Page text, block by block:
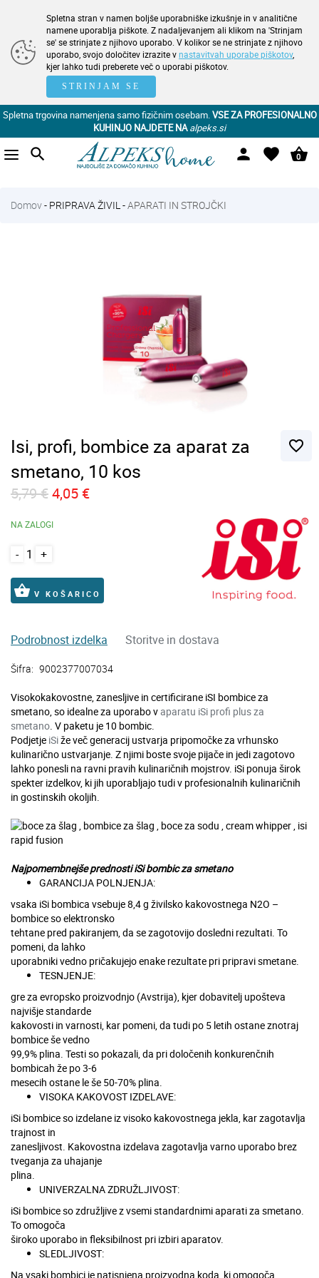
Spletna stran v namen boljše uporabniške izkušnje in v analitične
namene uporablja piškote. Z nadaljevanjem ali klikom na 'Strinjam
se' se strinjate z njihovo uporabo. V kolikor se ne strinjate z njihovo
uporabo, svojo določitev izrazite vnastavitvah uporabe piškotov,
kjer lahko tudi preberete več o uporabi piškotov.
STRINJAM SE
Spletna trgovina namenjena samo fizičnim osebam.VSE ZA PROFESIONALNO
KUHINJO NAJDETE NA alpeks.si
search person favorite shopping_basket
0
Domov- PRIPRAVA ŽIVIL-APARATI IN STROJČKI
Isi, profi, bombice za aparat za
smetano, 10 kos
favorite_border
5,79 €4,05 €
NA ZALOGI
- +
shopping_basket V KOŠARICO
Podrobnost izdelka Storitve in dostava
Šifra: 9002377007034
Visokokakovostne, zanesljive in certificirane iSI bombice za
smetano, so idealne za uporabo vaparatu iSi profi plus za
smetano. V paketu je 10 bombic.
Podjetje iSiže več generacij ustvarja pripomočke za vrhunsko
kulinarično ustvarjanje. Z njimi boste svoje pijače in jedi zagotovo
lahko ponesli na ravni pravih kulinaričnih mojstrov. iSi ponuja širok
spekter izdelkov, ki jih uporabljajo tudi v profesionalnih kulinaričnih
in gostinskih okoljih.
Najpomembnejše prednosti iSi bombic za smetano
GARANCIJA POLNJENJA:
vsaka iSi bombica vsebuje 8,4 g živilsko kakovostnega N2O –
bombice so elektronsko
tehtane pred pakiranjem, da se zagotovijo dosledni rezultati. To
pomeni, da lahko
uporabniki vedno pričakujejo enake rezultate pri pripravi smetane.
TESNJENJE:
gre za evropsko proizvodnjo (Avstrija), kjer dobavitelj upošteva
najvišje standarde
kakovosti in varnosti, kar pomeni, da tudi po 5 letih ostane znotraj
bombice še vedno
99,9% plina. Testi so pokazali, da pri določenih konkurenčnih
bombicah že po 3-6
mesecih ostane le še 50-70% plina.
VISOKA KAKOVOST IZDELAVE:
iSi bombice so izdelane iz visoko kakovostnega jekla, kar zagotavlja
trajnost in
zanesljivost. Kakovostna izdelava zagotavlja varno uporabo brez
tveganja za uhajanje
plina.
UNIVERZALNA ZDRUŽLJIVOST:
iSi bombice so združljive z vsemi standardnimi aparati za smetano.
To omogoča
široko uporabo in fleksibilnost pri izbiri aparatov.
SLEDLJIVOST:
Na vsaki bombici je natisnjena proizvodna koda, ki omogoča